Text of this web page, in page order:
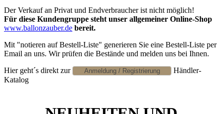
Der Verkauf an Privat und Endverbraucher ist nicht möglich!
Für diese Kundengruppe steht unser allgemeiner Online-Shop
www.ballonzauber.de bereit.
Mit "notieren auf Bestell-Liste" generieren Sie eine Bestell-Liste per
Email an uns. Wir prüfen die Bestände und melden uns bei Ihnen.
Hier geht´s direkt zur
Händler-
Katalog